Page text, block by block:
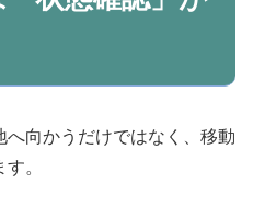
向かうだけではなく、移動
。